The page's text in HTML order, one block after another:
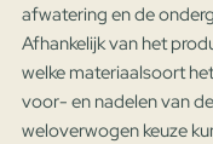
afwatering en de
Afhankelijk van het
welke materiaalsoort
voor- en nadelen van
weloverwogen keuze